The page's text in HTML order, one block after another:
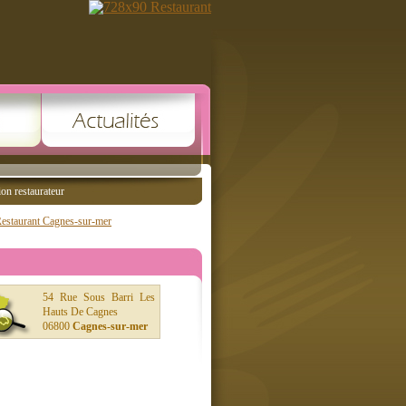
restaurateur
Cagnes-sur-mer
54 Rue Sous Barri Les
Hauts De Cagnes
06800 Cagnes-sur-mer